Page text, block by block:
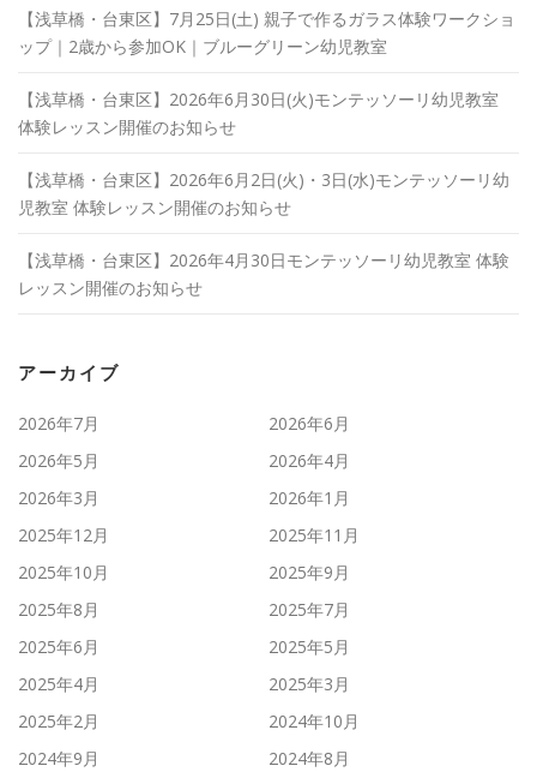
【浅草橋・台東区】7月25日(土) 親子で作るガラス体験ワークショ
ップ｜2歳から参加OK｜ブルーグリーン幼児教室
【浅草橋・台東区】2026年6月30日(火)モンテッソーリ幼児教室
体験レッスン開催のお知らせ
【浅草橋・台東区】2026年6月2日(火)・3日(水)モンテッソーリ幼
児教室 体験レッスン開催のお知らせ
【浅草橋・台東区】2026年4月30日モンテッソーリ幼児教室 体験
レッスン開催のお知らせ
アーカイブ
2026年7月
2026年6月
2026年5月
2026年4月
2026年3月
2026年1月
2025年12月
2025年11月
2025年10月
2025年9月
2025年8月
2025年7月
2025年6月
2025年5月
2025年4月
2025年3月
2025年2月
2024年10月
2024年9月
2024年8月